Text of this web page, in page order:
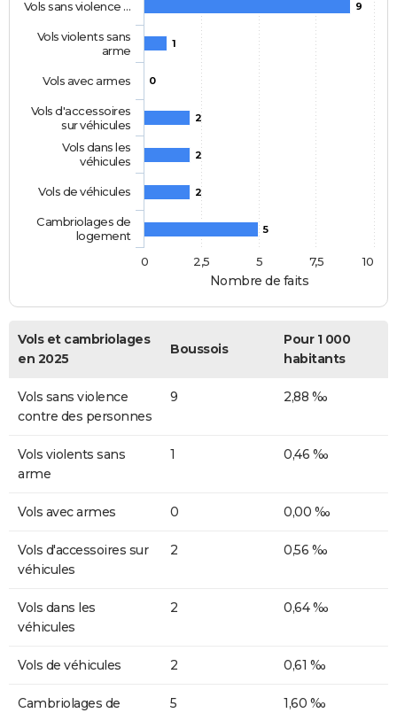
Nombre de faits
9
1
0
2
2
2
5
Vols sans violence …
Vols violents sans
arme
Vols avec armes
Vols d'accessoires
sur véhicules
Vols dans les
véhicules
Vols de véhicules
Cambriolages de
logement
0
10
2,5 5 7,5
Vols et cambriolages
en 2025
Boussois
Pour 1 000
habitants
Vols sans violence
contre des personnes
9 2,88 ‰
Vols violents sans
arme
1 0,46 ‰
Vols avec armes 0 0,00 ‰
Vols d'accessoires sur
véhicules
2 0,56 ‰
Vols dans les
véhicules
2 0,64 ‰
Vols de véhicules 2 0,61 ‰
Cambriolages de
5 1,60 ‰